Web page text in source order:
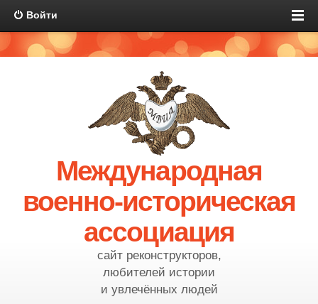
Войти
Международная
военно-историческая
ассоциация
сайт реконструкторов,
любителей истории
и увлечённых людей